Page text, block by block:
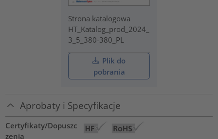
Strona katalogowa
HT_Katalog_prod_2024_
3_5_380-380_PL
Plik do
pobrania
Aprobaty i Specyfikacje
Certyfikaty/Dopuszc
zenia